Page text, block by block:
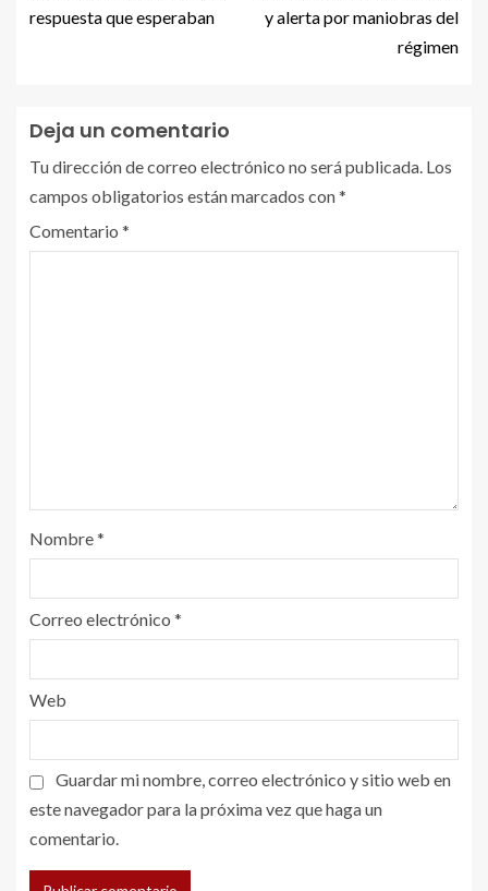
respuesta que esperaban
y alerta por maniobras del
régimen
Deja un comentario
Tu dirección de correo electrónico no será publicada. Los
campos obligatorios están marcados con*
Comentario *
Nombre*
Correo electrónico *
Web
Guardar mi nombre, correo electrónico y sitio web en
este navegador para la próxima vez que haga un
comentario.